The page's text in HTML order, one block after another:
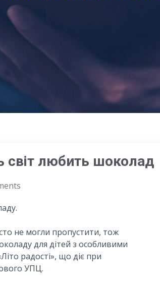
любить шоколад
не могли пропустити, тож
для дітей з особливими
радості», що діє при
УПЦ.